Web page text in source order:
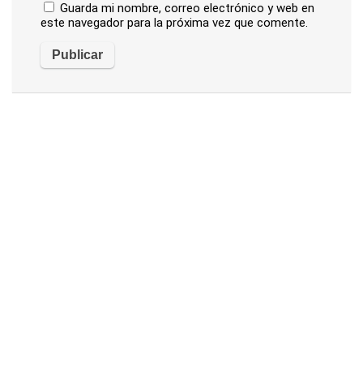
Guarda mi nombre, correo electrónico y web en
este navegador para la próxima vez que comente.